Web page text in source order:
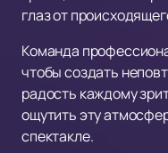
глаз от
Команда
чтобы создать
радость каждому
ощутить эту
спектакле.